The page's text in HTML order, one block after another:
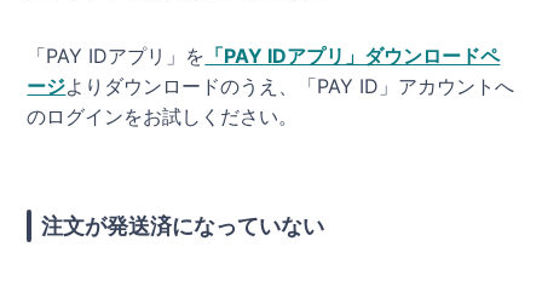
「PAY IDアプリ」を 「PAY IDアプリ」ダウンロードペ
ージよりダウンロードのうえ、「PAY ID」アカウントへ
のログインをお試しください。
注文が発送済になっていない